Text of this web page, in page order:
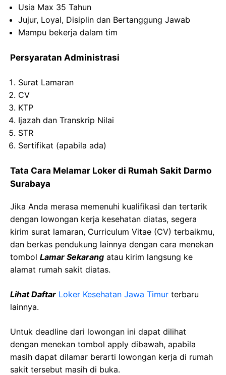
Usia Max 35 Tahun
Jujur, Loyal, Disiplin dan Bertanggung Jawab
Mampu bekerja dalam tim
Persyaratan Administrasi
Surat Lamaran
CV
KTP
Ijazah dan Transkrip Nilai
STR
Sertifikat (apabila ada)
Tata Cara Melamar Loker di Rumah Sakit Darmo
Surabaya
Jika Anda merasa memenuhi kualifikasi dan tertarik
dengan lowongan kerja kesehatan diatas, segera
kirim surat lamaran, Curriculum Vitae (CV) terbaikmu,
dan berkas pendukung lainnya dengan cara menekan
tombol Lamar Sekarang atau kirim langsung ke
alamat rumah sakit diatas.
Lihat Daftar Loker Kesehatan Jawa Timur terbaru
lainnya.
Untuk deadline dari lowongan ini dapat dilihat
dengan menekan tombol apply dibawah, apabila
masih dapat dilamar berarti lowongan kerja di rumah
sakit tersebut masih di buka.